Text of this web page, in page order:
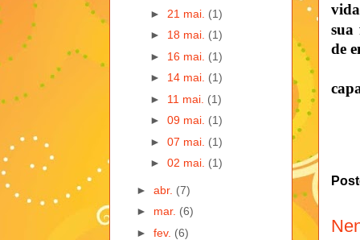
sua
de
► 21 mai. (1)
► 18 mai. (1)
► 16 mai. (1)
► 14 mai. (1)
► 11 mai. (1)
► 09 mai. (1)
► 07 mai. (1)
► 02 mai. (1)
► abr. (7)
► mar. (6)
► fev. (6)